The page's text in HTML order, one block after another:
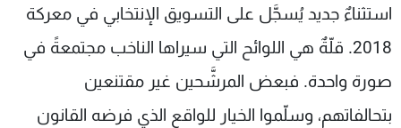
استثناءٌ جديد يُسجَّل على التسويق الإنتخابي في معركة
2018. قلّةٌ هي اللوائح التي سيراها الناخب مجتمعةً في
صورة واحدة. فبعض المرشَّحين غير مقتنعين
بتحالفاتهم، وسلّموا الخيار للواقع الذي فرضه القانون
شاهد البرامج
الترددات
الإنـتـاج
تواصل معنا